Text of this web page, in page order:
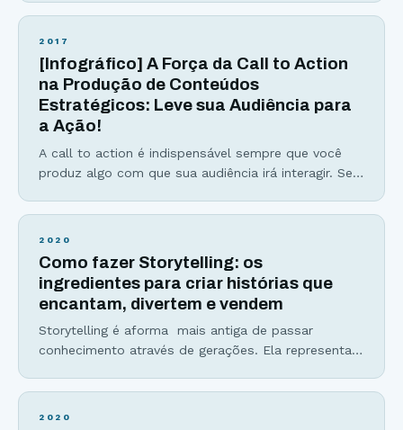
um mundo tão multipotencial como o de hoje, ter
desafio do escritor
2017
[Infográfico] A Força da Call to Action
na Produção de Conteúdos
Estratégicos: Leve sua Audiência para
a Ação!
A call to action é indispensável sempre que você
produz algo com que sua audiência irá interagir. Se
conteúdo, comente, se inscreva na sua lista de
ação de marketing digital
2020
Como fazer Storytelling: os
ingredientes para criar histórias que
encantam, divertem e vendem
Storytelling é aforma mais antiga de passar
conhecimento através de gerações. Ela representa
criamos opiniões, já que somos influenciados por
2020